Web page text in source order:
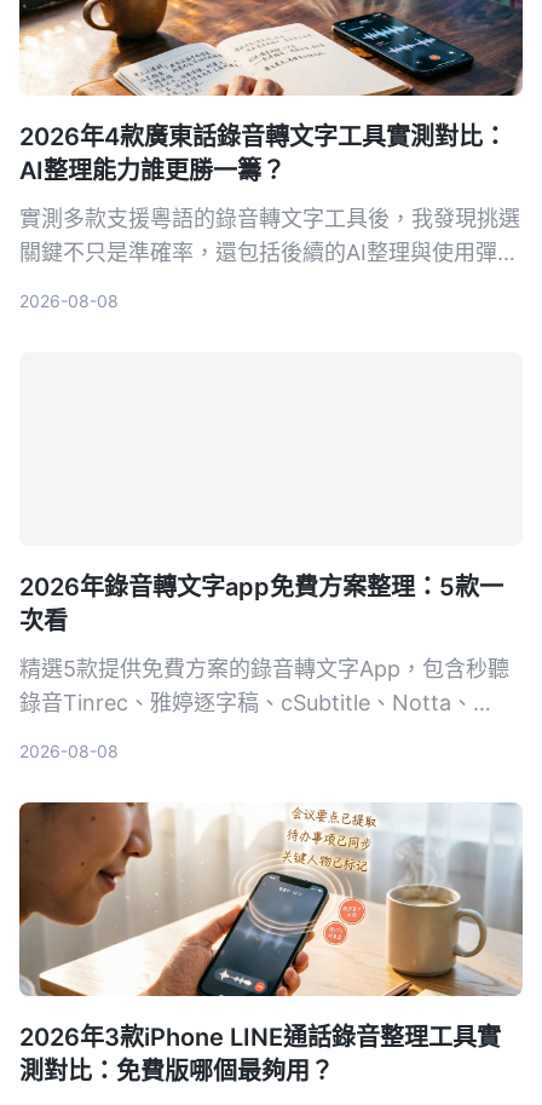
2026年4款廣東話錄音轉文字工具實測對比：
AI整理能力誰更勝一籌？
實測多款支援粵語的錄音轉文字工具後，我發現挑選
關鍵不只是準確率，還包括後續的AI整理與使用彈
2026-08-08
2026年錄音轉文字app免費方案整理：5款一
次看
精選5款提供免費方案的錄音轉文字App，包含秒聽
錄音Tinrec、雅婷逐字稿、cSubtitle、Notta、
2026-08-08
2026年3款iPhone LINE通話錄音整理工具實
測對比：免費版哪個最夠用？